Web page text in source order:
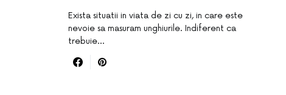
Exista situatii in viata de zi cu zi, in care este
nevoie sa masuram unghiurile. Indiferent ca
trebuie…